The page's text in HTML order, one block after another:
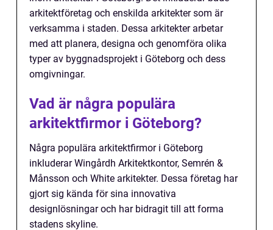
arkitektföretag och enskilda arkitekter som är
verksamma i staden. Dessa arkitekter arbetar
med att planera, designa och genomföra olika
typer av byggnadsprojekt i Göteborg och dess
omgivningar.
Vad är några populära
arkitektfirmor i Göteborg?
Några populära arkitektfirmor i Göteborg
inkluderar Wingårdh Arkitektkontor, Semrén &
Månsson och White arkitekter. Dessa företag har
gjort sig kända för sina innovativa
designlösningar och har bidragit till att forma
stadens skyline.